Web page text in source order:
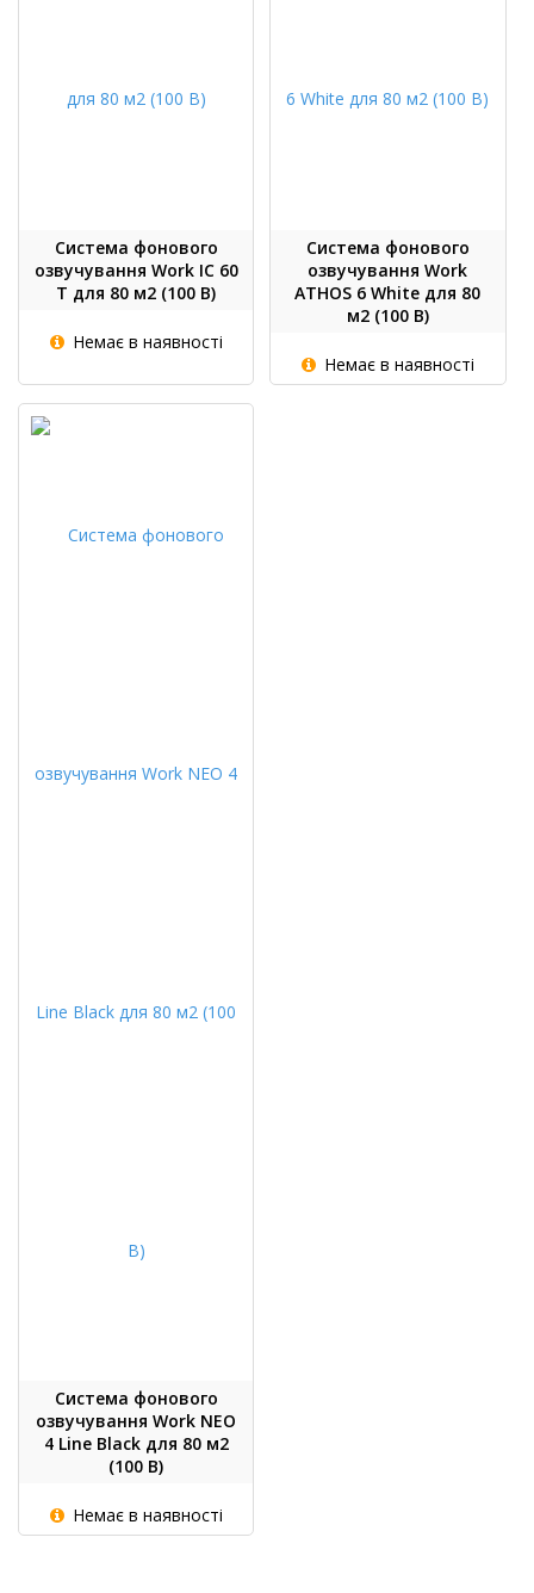
Система фонового
озвучування Work IC 60
T для 80 м2 (100 В)
Немає в наявності
Система фонового
озвучування Work
ATHOS 6 White для 80
м2 (100 В)
Немає в наявності
Система фонового
озвучування Work NEO
4 Line Black для 80 м2
(100 В)
Немає в наявності